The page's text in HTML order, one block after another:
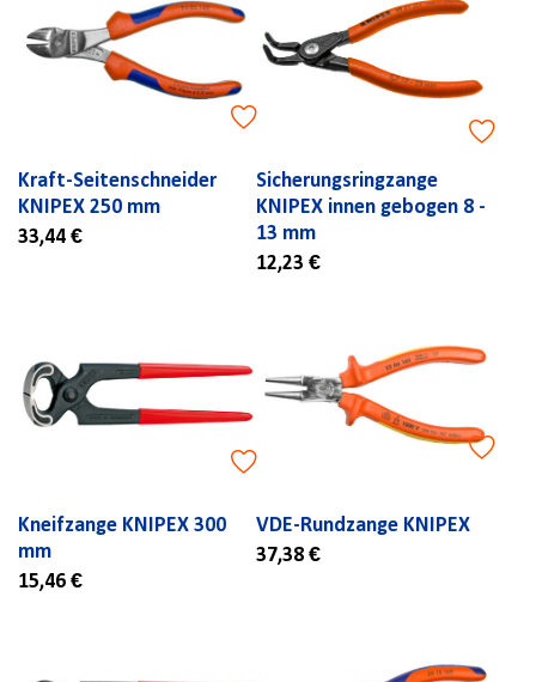
Kraft-Seitenschneider
KNIPEX 250 mm
33,44 €
Sicherungsringzange
KNIPEX innen gebogen 8 -
13 mm
12,23 €
Kneifzange KNIPEX 300
mm
15,46 €
VDE-Rundzange KNIPEX
37,38 €